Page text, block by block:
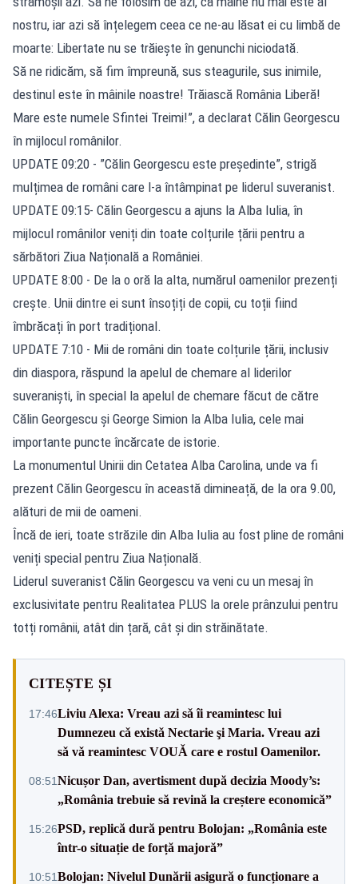
nostru, iar azi să înțelegem ceea ce ne-au lăsat ei cu limbă de
moarte: Libertate nu se trăiește în genunchi niciodată.
Să ne ridicăm, să fim împreună, sus steagurile, sus inimile,
destinul este în mâinile noastre! Trăiască România Liberă!
Mare este numele Sfintei Treimi!”, a declarat Călin Georgescu
în mijlocul românilor.
UPDATE 09:20 - ”Călin Georgescu este președinte”, strigă
mulțimea de români care l-a întâmpinat pe liderul suveranist.
UPDATE 09:15- Călin Georgescu a ajuns la Alba Iulia, în
mijlocul românilor veniți din toate colțurile țării pentru a
sărbători Ziua Națională a României.
UPDATE 8:00 - De la o oră la alta, numărul oamenilor prezenți
crește. Unii dintre ei sunt însoțiți de copii, cu toții fiind
îmbrăcați în port tradițional.
UPDATE 7:10 - Mii de români din toate colțurile țării, inclusiv
din diaspora, răspund la apelul de chemare al liderilor
suveraniști, în special la apelul de chemare făcut de către
Călin Georgescu și George Simion la Alba Iulia, cele mai
importante puncte încărcate de istorie.
La monumentul Unirii din Cetatea Alba Carolina, unde va fi
prezent Călin Georgescu în această dimineață, de la ora 9.00,
alături de mii de oameni.
Încă de ieri, toate străzile din Alba Iulia au fost pline de români
veniți special pentru Ziua Națională.
Liderul suveranist Călin Georgescu va veni cu un mesaj în
exclusivitate pentru Realitatea PLUS la orele prânzului pentru
totți românii, atât din țară, cât și din străinătate.
CITEȘTE ȘI
17:46Liviu Alexa: Vreau azi sǎ îi reamintesc lui
Dumnezeu cǎ existǎ Nectarie şi Maria. Vreau azi
sǎ vǎ reamintesc VOUǍ care e rostul Oamenilor.
08:51Nicușor Dan, avertisment după decizia Moody’s:
„România trebuie să revină la creștere economică”
15:26PSD, replică dură pentru Bolojan: „România este
într-o situație de forță majoră”
10:51Bolojan: Nivelul Dunării asigură o funcționare a